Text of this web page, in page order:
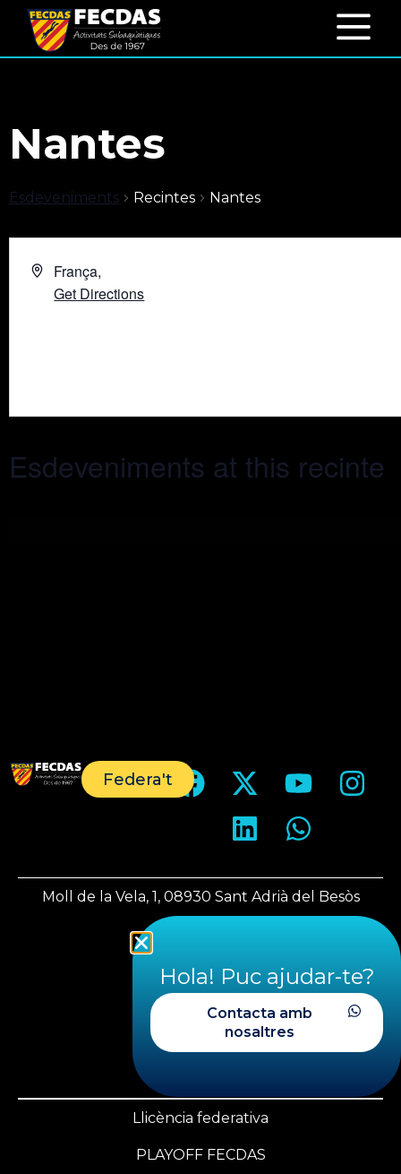
Nantes
Esdeveniments Recintes Nantes
França,
Get Directions
Esdeveniments at this recinte
Federa't
Moll de la Vela, 1, 08930 Sant Adrià del Besòs
fecdas@fecdas.cat
+34 620 28 29 39
+34 933 560 543
Llicència federativa
PLAYOFF FECDAS
Hola! Puc ajudar-te?
Contacta amb
nosaltres